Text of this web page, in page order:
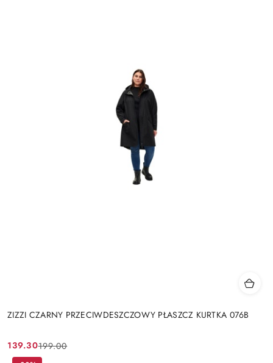
ZIZZI CZARNY PRZECIWDESZCZOWY PŁASZCZ KURTKA 076B
Cena
139.30
Cena
199.00